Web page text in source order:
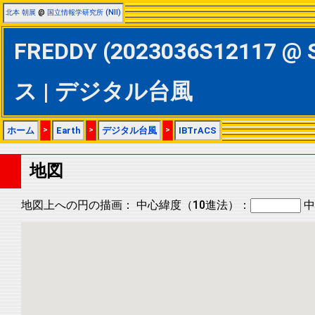
北本 朝展 @ 国立情報学研究所 (NII)
FREDDY (2023036S12117
ス | デジタル台風
ホーム > Earth > デジタル台風 > IBTrACS
地図
地図上への円の描画： 中心緯度（10進法）：